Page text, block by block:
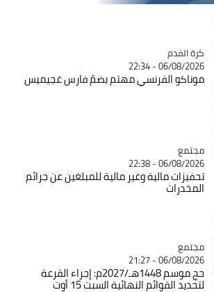
Catégorie
كرة القدم
06/08/2026 - 22:34
موناكو الفرنسي مهتم بضمّ فارس غجيميس
Catégorie
مجتمع
06/08/2026 - 22:38
تحفيزات مالية وغير مالية للمبلغين عن جرائم
المخدرات
Catégorie
مجتمع
06/08/2026 - 21:27
حج موسم 1448هـ/2027م: إجراء القرعة
لتحديد القوائم النهائية السبت 15 أوت